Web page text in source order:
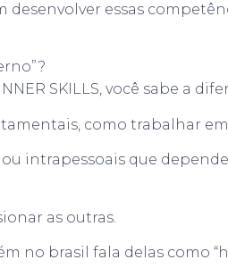
desenvolver essas
SKILLS, você sabe a
como trabalhar
intrapessoais que
as outras.
no brasil fala delas como